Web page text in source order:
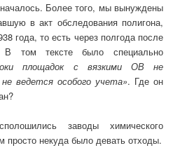
Более того, мы вынуждены
в акт обследования полигона,
года, то есть через полгода после
В том тексте было специально
площадок с вязкими ОВ не
ведется особого учета». Где он
заводы химического
просто некуда было девать отходы.